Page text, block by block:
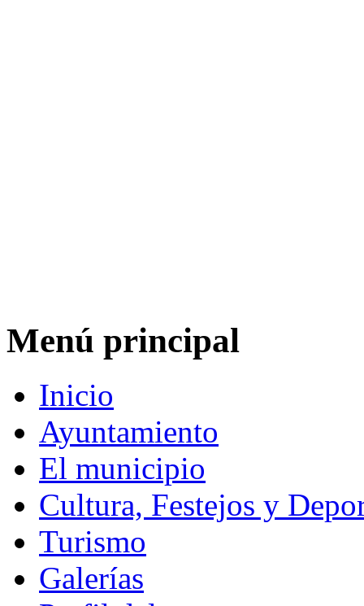
Menú principal
Inicio
Ayuntamiento
El municipio
Cultura, Festejos y
Turismo
Galerías